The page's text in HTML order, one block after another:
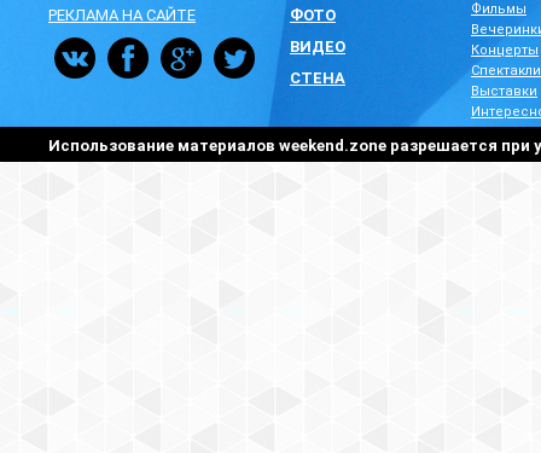
РЕКЛАМА НА САЙТЕ
ФОТО
ВИДЕО
СТЕНА
Фильмы
Концерты
Спектакли
Выставки
Использование материалов weekend.zone разрешается